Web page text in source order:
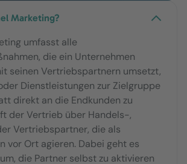
Marketing?
umfasst alle
die ein Unternehmen
seinen Vertriebspartnern umsetzt,
Dienstleistungen zur Zielgruppe
direkt an die Endkunden zu
der Vertrieb über Handels-,
Vertriebspartner, die als
vor Ort agieren. Dabei geht es
die Partner selbst zu aktivieren